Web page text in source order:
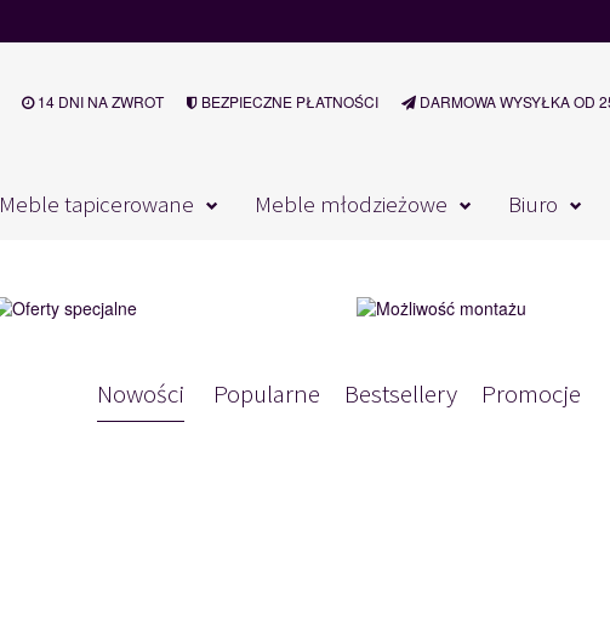
14 DNI NA ZWROT BEZPIECZNE PŁATNOŚCI DARMOWA WYSYŁKA OD
Meble tapicerowane Meble młodzieżowe Biuro
Nowości Popularne Bestsellery Promocje